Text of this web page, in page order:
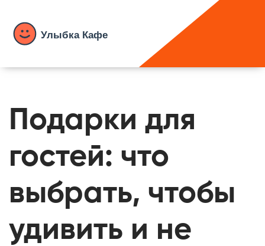
Подарки для
гостей: что
выбрать, чтобы
удивить и не